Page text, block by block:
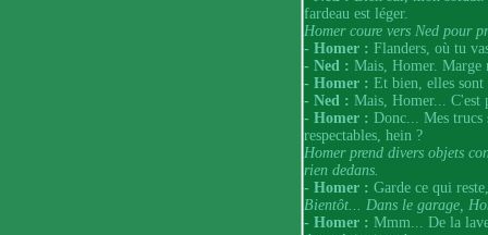
fardeau est léger.
Homer coure vers Ned pour
- Homer : Flanders, où tu
- Ned : Mais, Homer. Marge
- Homer : Et bien, elles
- Ned : Mais, Homer... C'est
- Homer : Donc... Mes trucs
respectables, hein ?
Homer prend divers objets
rien dedans.
- Homer : Garde ce qui
Bientôt... Dans le garage,
- Homer : Mmm... De la